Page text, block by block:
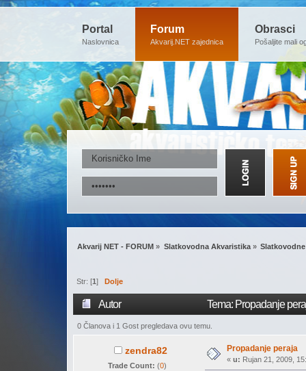
Portal
Naslovnica
Forum
Akvarij.NET zajednica
Obrasci
Pošaljite mali
Akvarij NET - FORUM » Slatkovodna Akvaristika»
Str: [1] Dolje
Autor Tema: Propadanje
0 Članova i 1 Gost pregledava ovu temu.
zendra82
Trade Count: (0)
Propadanje peraja
« u: Rujan 21, 2009,